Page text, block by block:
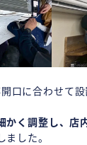
口に合わせて
かく調整し、店
ました。